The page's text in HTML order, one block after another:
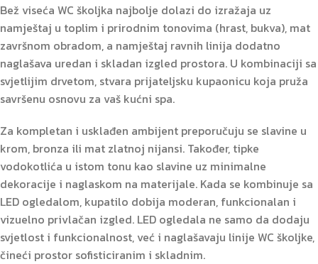
Bež viseća WC školjka najbolje dolazi do izražaja uz
namještaj u toplim i prirodnim tonovima (hrast, bukva), mat
završnom obradom, a namještaj ravnih linija dodatno
naglašava uredan i skladan izgled prostora. U kombinaciji sa
svjetlijim drvetom, stvara prijateljsku kupaonicu koja pruža
savršenu osnovu za vaš kućni spa.
Za kompletan i usklađen ambijent preporučuju se slavine u
krom, bronza ili mat zlatnoj nijansi. Također, tipke
vodokotlića u istom tonu kao slavine uz minimalne
dekoracije i naglaskom na materijale. Kada se kombinuje sa
LED ogledalom, kupatilo dobija moderan, funkcionalan i
vizuelno privlačan izgled. LED ogledala ne samo da dodaju
svjetlost i funkcionalnost, već i naglašavaju linije WC školjke,
čineći prostor sofisticiranim i skladnim.